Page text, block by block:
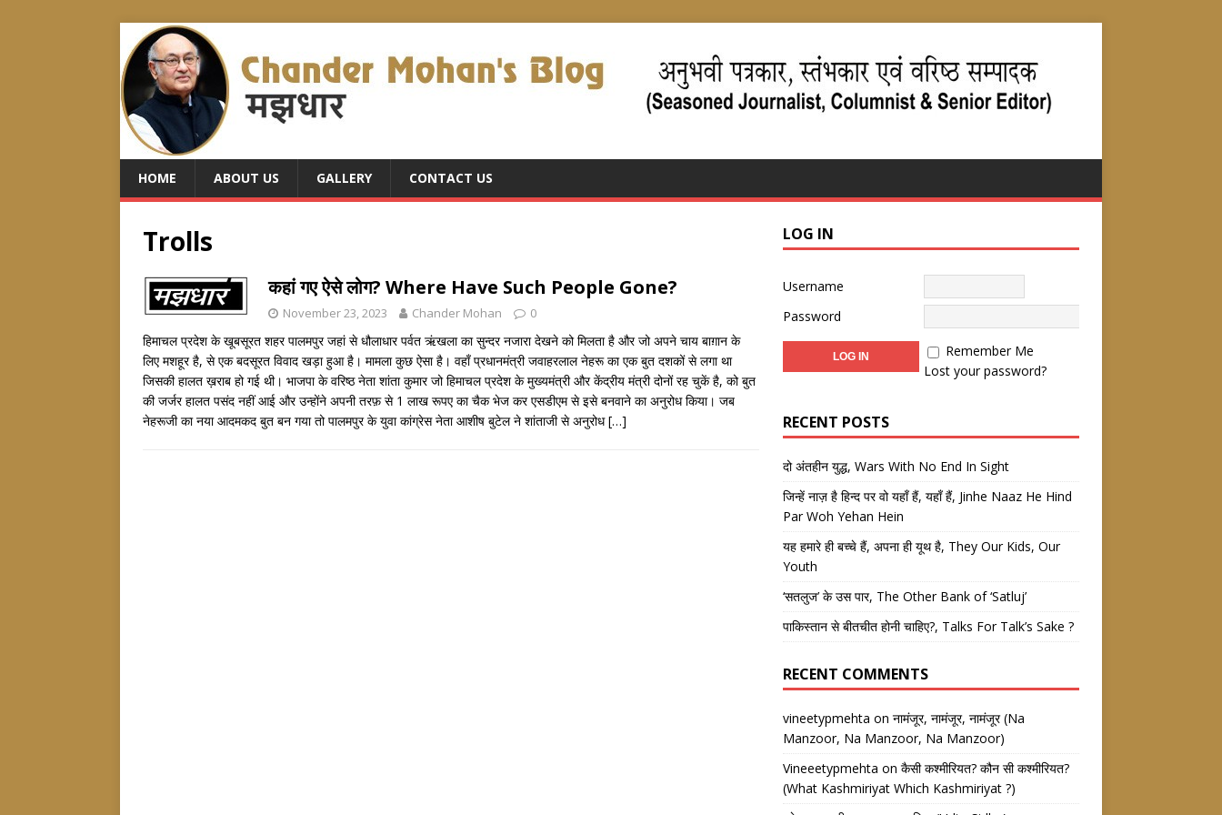
HOME ABOUT US GALLERY CONTACT US
Trolls
कहां गए ऐसे लोग? Where Have Such People Gone?
November 23, 2023 Chander Mohan 0
हिमाचल प्रदेश के खूबसूरत शहर पालमपुर जहां से धौलाधार पर्वत ऋंखला का सुन्दर नजारा देखने को मिलता है और जो अपने चाय बाग़ान के
लिए मशहूर है, से एक बदसूरत विवाद खड़ा हुआ है। मामला कुछ ऐसा है। वहाँ प्रधानमंत्री जवाहरलाल नेहरू का एक बुत दशकों से लगा था
जिसकी हालत ख़राब हो गई थी। भाजपा के वरिष्ठ नेता शांता कुमार जो हिमाचल प्रदेश के मुख्यमंत्री और केंद्रीय मंत्री दोनों रह चुकें है, को बुत
की जर्जर हालत पसंद नहीं आई और उन्होंने अपनी तरफ़ से 1 लाख रूपए का चैक भेज कर एसडीएम से इसे बनवाने का अनुरोध किया। जब
नेहरूजी का नया आदमकद बुत बन गया तो पालमपुर के युवा कांग्रेस नेता आशीष बुटेल ने शांताजी से अनुरोध[…]
LOG IN
Username
Password
Remember Me
Lost your password?
RECENT POSTS
दो अंतहीन युद्ध, Wars With No End In Sight
जिन्हें नाज़ है हिन्द पर वो यहाँ हैं, यहाँ हैं, Jinhe Naaz He Hind
Par Woh Yehan Hein
यह हमारे ही बच्चे हैं, अपना ही यूथ है, They Our Kids, Our
Youth
‘सतलुज’ के उस पार, The Other Bank of ‘Satluj’
पाकिस्तान से बीतचीत होनी चाहिए?, Talks For Talk’s Sake ?
RECENT COMMENTS
vineetypmehta on नामंजूर, नामंजूर, नामंजूर (Na
Manzoor, Na Manzoor, Na Manzoor)
Vineeetypmehta on कैसी कश्मीरियत? कौन सी कश्मीरियत?
(What Kashmiriyat Which Kashmiriyat ?)